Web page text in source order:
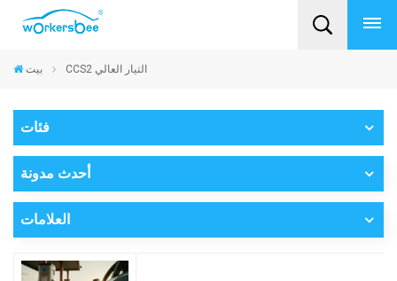
بيت CCS2 التيار العالي
فئات
أحدث مدونة
العلامات